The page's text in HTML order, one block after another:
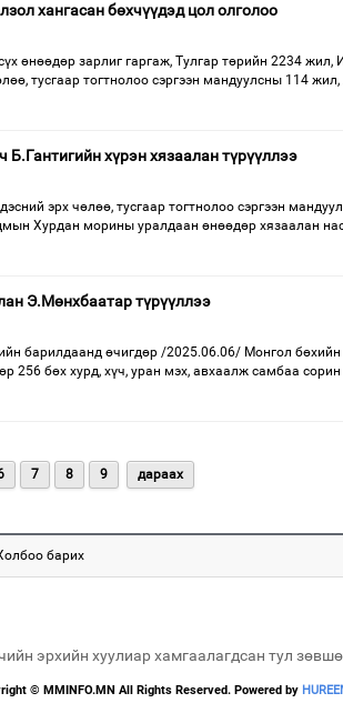
хангасан бөхчүүдэд цол олголоо
өнөөдөр зарлиг гаргаж, Тулгар төрийн 2234 жил,
тусгаар тогтнолоо сэргээн мандуулсны 114
хүрэн хязаалан түрүүллээ
эрх чөлөө, тусгаар тогтнолоо сэргээн
Хурдан морины уралдаан өнөөдөр хязаалан
Э.Мөнхбаатар түрүүллээ
барилдаанд өчигдөр /2025.06.06/ Монгол бөхийн
256 бөх хурд, хүч, уран мэх, авхаалж самбаа
7 8 9 дараах
барих
эрхийн хуулиар хамгаалагдсан тул
© MMINFO.MN All Rights Reserved. Powered by